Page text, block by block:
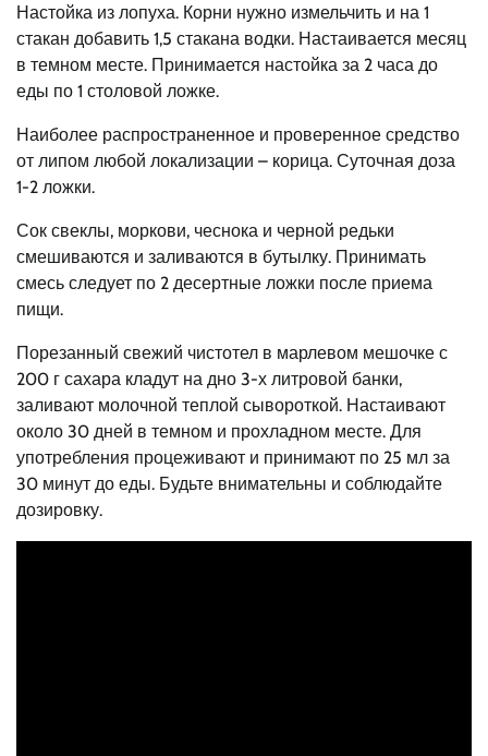
Настойка из лопуха. Корни нужно измельчить и на 1
стакан добавить 1,5 стакана водки. Настаивается месяц
в темном месте. Принимается настойка за 2 часа до
еды по 1 столовой ложке.
Наиболее распространенное и проверенное средство
от липом любой локализации – корица. Суточная доза
1-2 ложки.
Сок свеклы, моркови, чеснока и черной редьки
смешиваются и заливаются в бутылку. Принимать
смесь следует по 2 десертные ложки после приема
пищи.
Порезанный свежий чистотел в марлевом мешочке с
200 г сахара кладут на дно 3-х литровой банки,
заливают молочной теплой сывороткой. Настаивают
около 30 дней в темном и прохладном месте. Для
употребления процеживают и принимают по 25 мл за
30 минут до еды. Будьте внимательны и соблюдайте
дозировку.